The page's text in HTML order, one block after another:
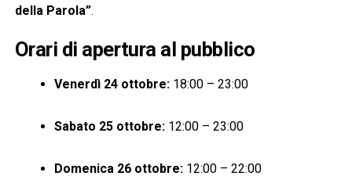
della Parola”.
Orari di apertura al pubblico
Venerdì 24 ottobre:18:00 – 23:00
Sabato 25 ottobre:12:00 – 23:00
Domenica 26 ottobre:12:00 – 22:00